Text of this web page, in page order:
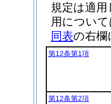
規定は適
用につい
同表の右欄
第12条第1項
第12条第2項